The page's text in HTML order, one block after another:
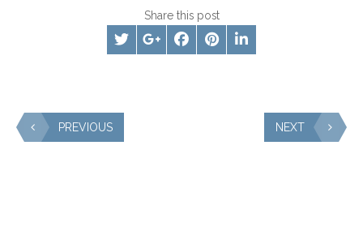
Share this post
PREVIOUS NEXT